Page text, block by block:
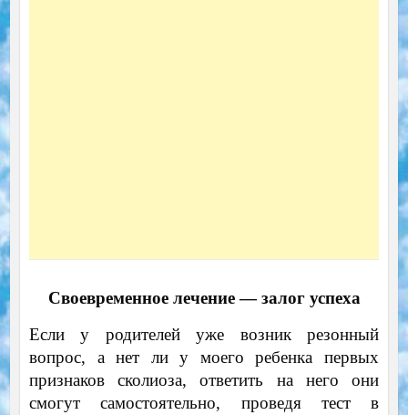
Своевременное лечение — залог успеха
Если у родителей уже возник резонный
вопрос, а нет ли у моего ребенка первых
признаков сколиоза, ответить на него они
смогут самостоятельно, проведя тест в